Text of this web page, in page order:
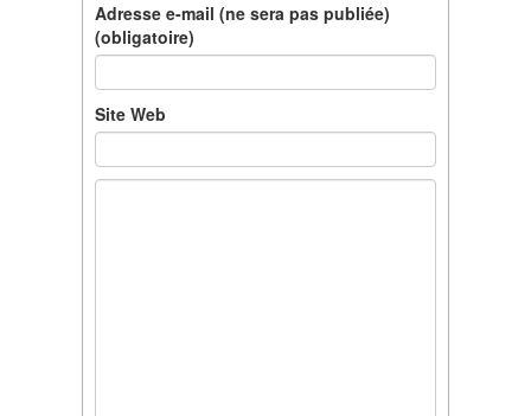
Adresse e-mail (ne sera pas publiée)
(obligatoire)
Site Web